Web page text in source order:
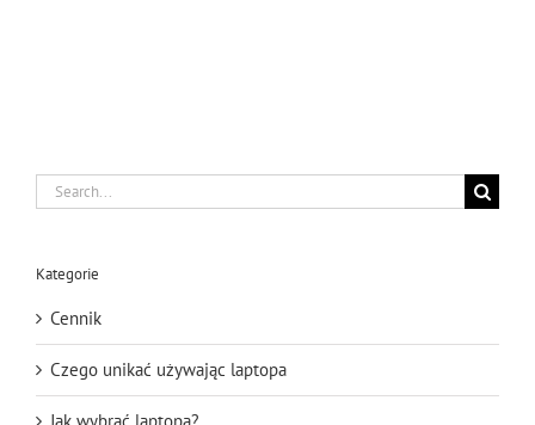
Search
for:
Kategorie
Cennik
Czego unikać używając laptopa